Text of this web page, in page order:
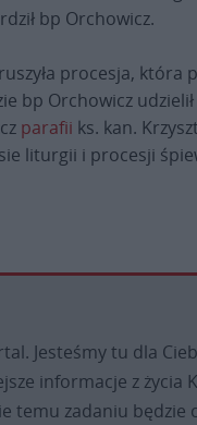
bp Orchowicz.
procesja, która
bp Orchowicz
parafii ks. kan.
liturgii i procesji
Jesteśmy tu dla
informacje z życia
temu zadaniu będzie